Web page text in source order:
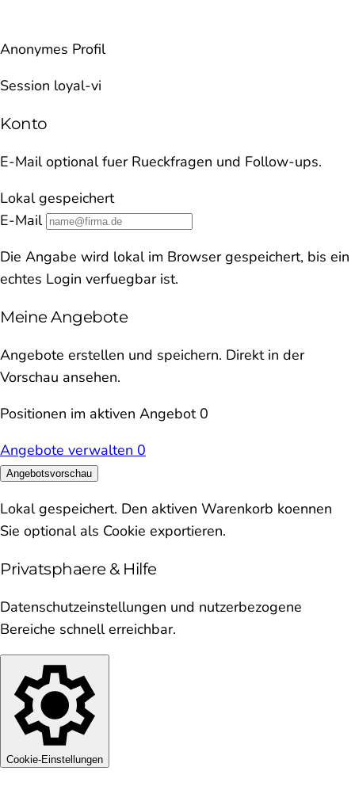
Anonymes Profil
Session loyal-vi
Konto
E-Mail optional fuer Rueckfragen und Follow-ups.
Lokal gespeichert
E-Mail
Die Angabe wird lokal im Browser gespeichert, bis ein
echtes Login verfuegbar ist.
Meine Angebote
Angebote erstellen und speichern. Direkt in der
Vorschau ansehen.
Positionen im aktiven Angebot 0
Angebote verwalten 0
Angebotsvorschau
Lokal gespeichert. Den aktiven Warenkorb koennen
Sie optional als Cookie exportieren.
Privatsphaere & Hilfe
Datenschutzeinstellungen und nutzerbezogene
Bereiche schnell erreichbar.
Cookie-Einstellungen